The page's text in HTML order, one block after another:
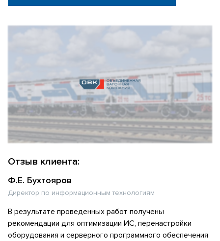
Отзыв клиента:
Ф.Е. Бухтояров
Директор по информационным технологиям
В результате проведенных работ получены
рекомендации для оптимизации ИС, перенастройки
оборудования и серверного программного обеспечения